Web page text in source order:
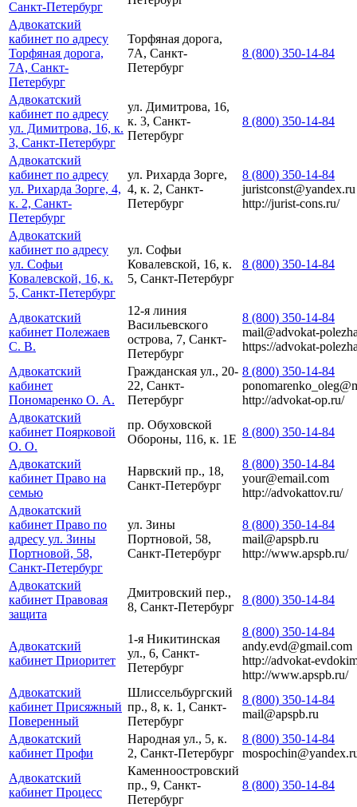
Санкт-Петербург
Адвокатский
кабинет по адресу
Торфяная дорога,
7А, Санкт-
Петербург
Торфяная дорога,
7А, Санкт-
Петербург
8 (800) 350-14-84
Адвокатский
кабинет по адресу
ул. Димитрова, 16, к.
3, Санкт-Петербург
ул. Димитрова, 16,
к. 3, Санкт-
Петербург
8 (800) 350-14-84
Адвокатский
кабинет по адресу
ул. Рихарда Зорге, 4,
к. 2, Санкт-
Петербург
ул. Рихарда Зорге,
4, к. 2, Санкт-
Петербург
8 (800) 350-14-84
juristconst@yandex.ru
http://jurist-cons.ru/
Адвокатский
кабинет по адресу
ул. Софьи
Ковалевской, 16, к.
5, Санкт-Петербург
ул. Софьи
Ковалевской, 16, к.
5, Санкт-Петербург
8 (800) 350-14-84
Адвокатский
кабинет Полежаев
С. В.
12-я линия
Васильевского
острова, 7, Санкт-
Петербург
8 (800) 350-14-84
mail@advokat-
https://advokat-
Адвокатский
кабинет
Пономаренко О. А.
Гражданская ул., 20-
22, Санкт-
Петербург
8 (800) 350-14-84
http://advokat-op.ru/
Адвокатский
кабинет Поярковой
О. О.
пр. Обуховской
Обороны, 116, к. 1Е
8 (800) 350-14-84
Адвокатский
кабинет Право на
семью
Нарвский пр., 18,
Санкт-Петербург
8 (800) 350-14-84
your@email.com
http://advokattov.ru/
Адвокатский
кабинет Право по
адресу ул. Зины
Портновой, 58,
Санкт-Петербург
ул. Зины
Портновой, 58,
Санкт-Петербург
8 (800) 350-14-84
mail@apspb.ru
http://www.apspb.ru/
Адвокатский
кабинет Правовая
защита
Дмитровский пер.,
8, Санкт-Петербург
8 (800) 350-14-84
Адвокатский
кабинет Приоритет
1-я Никитинская
ул., 6, Санкт-
Петербург
8 (800) 350-14-84
andy.evd@gmail.com
http://advokat-
http://www.apspb.ru/
Адвокатский
кабинет Присяжный
Поверенный
Шлиссельбургский
пр., 8, к. 1, Санкт-
Петербург
8 (800) 350-14-84
mail@apspb.ru
Адвокатский
кабинет Профи
Народная ул., 5, к.
2, Санкт-Петербург
8 (800) 350-14-84
Адвокатский
кабинет Процесс
Каменноостровский
пр., 9, Санкт-
Петербург
8 (800) 350-14-84